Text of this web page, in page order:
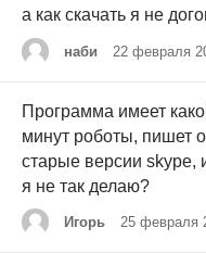
а как скачать я не
наби 22 февраля
Программа имеет
минут роботы, пишет
старые версии skype,
я не так делаю?
Игорь 25 февраля